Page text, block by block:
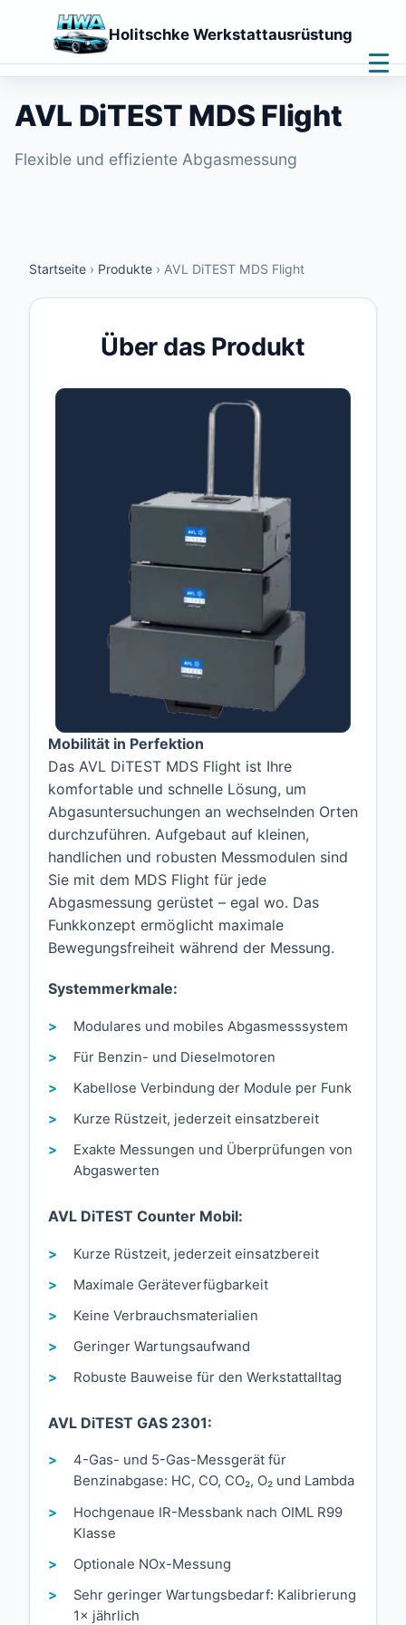
Holitschke Werkstattausrüstung
Home
Produkte
Kontakt
AVL DiTEST MDS Flight
Flexible und effiziente Abgasmessung
Startseite › Produkte › AVL DiTEST MDS Flight
Über das Produkt
Mobilität in Perfektion
Das AVL DiTEST MDS Flight ist Ihre
komfortable und schnelle Lösung, um
Abgasuntersuchungen an wechselnden Orten
durchzuführen. Aufgebaut auf kleinen,
handlichen und robusten Messmodulen sind
Sie mit dem MDS Flight für jede
Abgasmessung gerüstet – egal wo. Das
Funkkonzept ermöglicht maximale
Bewegungsfreiheit während der Messung.
Systemmerkmale:
Modulares und mobiles Abgasmesssystem
Für Benzin- und Dieselmotoren
Kabellose Verbindung der Module per Funk
Kurze Rüstzeit, jederzeit einsatzbereit
Exakte Messungen und Überprüfungen von
Abgaswerten
AVL DiTEST Counter Mobil:
Kurze Rüstzeit, jederzeit einsatzbereit
Maximale Geräteverfügbarkeit
Keine Verbrauchsmaterialien
Geringer Wartungsaufwand
Robuste Bauweise für den Werkstattalltag
AVL DiTEST GAS 2301:
4-Gas- und 5-Gas-Messgerät für
Benzinabgase: HC, CO, CO₂, O₂ und Lambda
Hochgenaue IR-Messbank nach OIML R99
Klasse
Optionale NOx-Messung
Sehr geringer Wartungsbedarf: Kalibrierung
1× jährlich